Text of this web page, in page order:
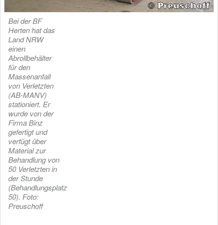
Bei der BF
Herten hat das
Land NRW
einen
Abrollbehälter
für den
Massenanfall
von Verletzten
(AB-MANV)
stationiert. Er
wurde von der
Firma Binz
gefertigt und
verfügt über
Material zur
Behandlung von
50 Verletzten in
der Stunde
(Behandlungsplatz
50). Foto:
Preuschoff